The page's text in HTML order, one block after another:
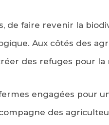
de faire revenir la
Aux côtés des
des refuges pour la
engagées pour
des